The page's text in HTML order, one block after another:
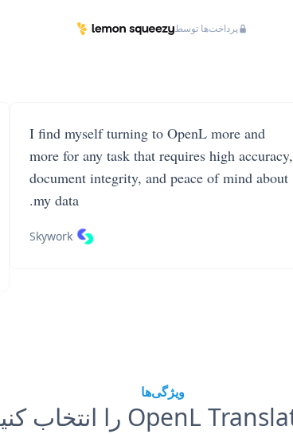
پرداخت‌ها توسط
I find myself turning to OpenL more and
more for any task that requires high accuracy,
document integrity, and peace of mind about
my data.
Skywork
ویژگی‌ها